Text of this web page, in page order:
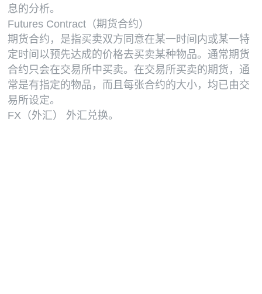
息的分析。
Futures Contract（期货合约）
期货合约，是指买卖双方同意在某一时间内或某一特
定时间以预先达成的价格去买卖某种物品。通常期货
合约只会在交易所中买卖。在交易所买卖的期货，通
常是有指定的物品，而且每张合约的大小，均已由交
易所设定。
FX（外汇） 外汇兑换。